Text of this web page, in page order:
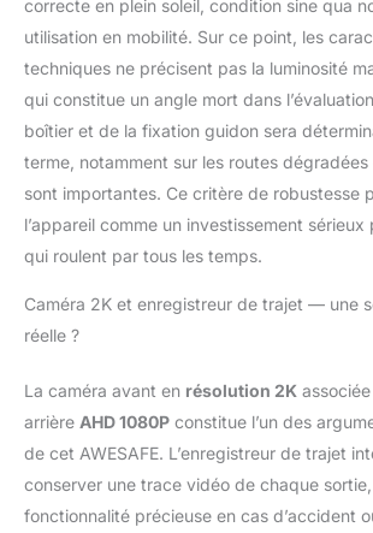
mains libres
de musique.
Compatible
G00gle
votre écran
sans
attention de la
GPS Intégré +
Conduite:
sans
conduite
sauvegarder
trajets et
sécurité.
Simple & Large
correcte en plein soleil, condition sine qua
utilisation en mobilité. Sur ce point, les
techniques ne précisent pas la luminosité
qui constitue un angle mort dans
boîtier et de la fixation guidon sera
terme, notamment sur les routes
sont importantes. Ce critère de robustesse
l’appareil comme un investissement
qui roulent par tous les temps.
Caméra 2K et enregistreur de trajet — une
réelle ?
La caméra avant en résolution 2K
arrière AHD 1080P constitue l’un des
de cet AWESAFE. L’enregistreur de trajet
conserver une trace vidéo de chaque
fonctionnalité précieuse en cas d’accident